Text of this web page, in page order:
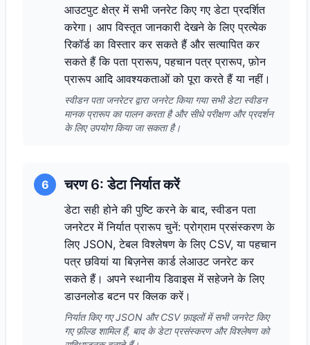
आउटपुट क्षेत्र में सभी जनरेट किए गए डेटा प्रदर्शित
करेगा। आप विस्तृत जानकारी देखने के लिए प्रत्येक
रिकॉर्ड का विस्तार कर सकते हैं और सत्यापित कर
सकते हैं कि पता प्रारूप, पहचान पत्र प्रारूप, फ़ोन
प्रारूप आदि आवश्यकताओं को पूरा करते हैं या नहीं।
स्वीडन पता जनरेटर द्वारा जनरेट किया गया सभी डेटा स्वीडन
मानक प्रारूप का पालन करता है और सीधे परीक्षण और प्रदर्शन
के लिए उपयोग किया जा सकता है।
6 चरण 6: डेटा निर्यात करें
डेटा सही होने की पुष्टि करने के बाद, स्वीडन पता
जनरेटर में निर्यात प्रारूप चुनें: प्रोग्राम प्रसंस्करण के
लिए JSON, टेबल विश्लेषण के लिए CSV, या पहचान
पत्र छवियां या बिज़नेस कार्ड लेआउट जनरेट कर
सकते हैं। अपने स्थानीय डिवाइस में सहेजने के लिए
डाउनलोड बटन पर क्लिक करें।
निर्यात किए गए JSON और CSV फ़ाइलों में सभी जनरेट किए
गए फ़ील्ड शामिल हैं, बाद के डेटा प्रसंस्करण और विश्लेषण को